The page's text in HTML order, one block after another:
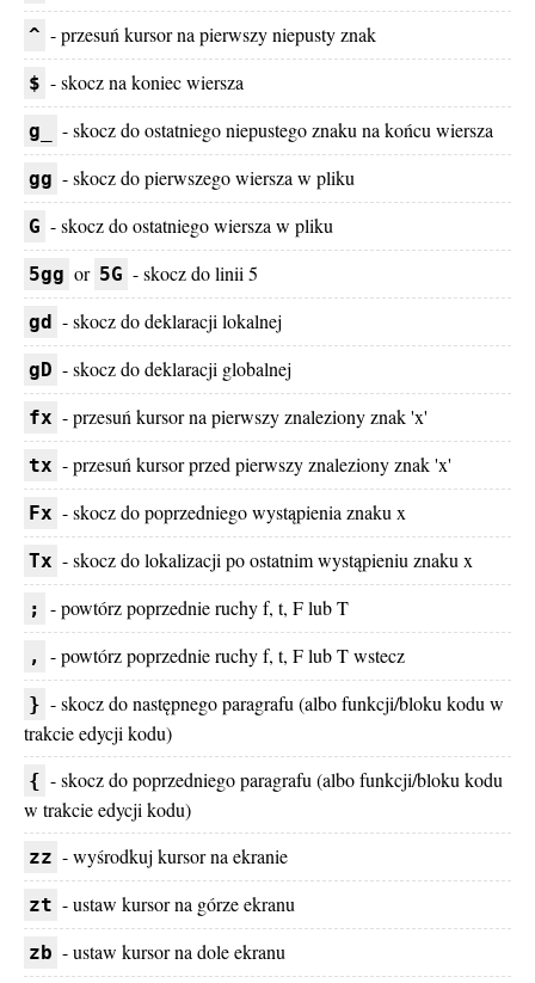
^ - przesuń kursor na pierwszy niepusty znak
$ - skocz na koniec wiersza
g_ - skocz do ostatniego niepustego znaku na końcu wiersza
gg - skocz do pierwszego wiersza w pliku
G - skocz do ostatniego wiersza w pliku
5gg or 5G - skocz do linii 5
gd - skocz do deklaracji lokalnej
gD - skocz do deklaracji globalnej
fx - przesuń kursor na pierwszy znaleziony znak 'x'
tx - przesuń kursor przed pierwszy znaleziony znak 'x'
Fx - skocz do poprzedniego wystąpienia znaku x
Tx - skocz do lokalizacji po ostatnim wystąpieniu znaku x
; - powtórz poprzednie ruchy f, t, F lub T
, - powtórz poprzednie ruchy f, t, F lub T wstecz
} - skocz do następnego paragrafu (albo funkcji/bloku kodu w
trakcie edycji kodu)
{ - skocz do poprzedniego paragrafu (albo funkcji/bloku kodu
w trakcie edycji kodu)
zz - wyśrodkuj kursor na ekranie
zt - ustaw kursor na górze ekranu
zb - ustaw kursor na dole ekranu